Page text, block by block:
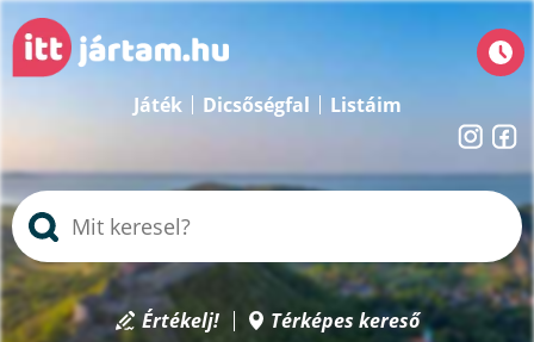
Játék Dicsőségfal Listáim
Értékelj! Térképes kereső